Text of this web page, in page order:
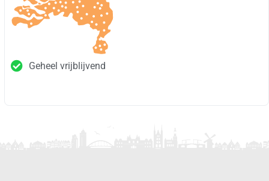
Geheel vrijblijvend